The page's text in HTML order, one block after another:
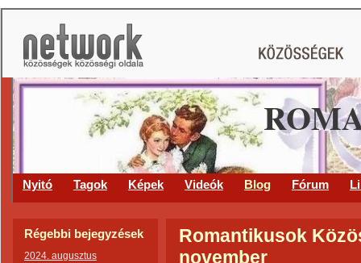
Nyitó Tagok Képek Videók Blog Fórum
Régebbi bejegyzések
2024. augusztus
Romantikusok
november